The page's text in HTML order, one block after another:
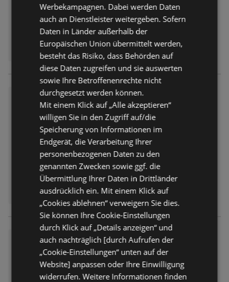
Congstar: STARTER-PAKET F
ÜR 1 €!
Prospekt nicht mehr gültig
Abgelaufen am: 28.06.2026
Entfernt: 0,58 km
Congstar: 20 Jahre Jubiläum!
Prospekt nicht mehr gültig
Abgelaufen am: 07.06.2026
Entfernt: 0,58 km
Werbekampagnen. Dabei werden Daten
auch an Dienstleister weitergeben. Sofern
Daten in Länder außerhalb der
Europäischen Union übermittelt werden,
besteht das Risiko, dass Behörden auf
diese Daten zugreifen und sie auswerten
sowie Ihre Betroffenenrechte nicht
durchgesetzt werden können.
Mit einem Klick auf „Alle akzeptieren“
willigen Sie in den Zugriff auf/die
Speicherung von Informationen im
Endgerät, die Verarbeitung Ihrer
personenbezogenen Daten zu den
genannten Zwecken sowie ggf. die
Übermittlung Ihrer Daten in Drittländer
ausdrücklich ein. Mit einem Klick auf
„Cookies ablehnen“ verweigern Sie dies.
Sie können Ihre Cookie-Einstellungen
durch Klick auf „Details anzeigen“ und
auch nachträglich [durch Aufrufen der
„Cookie-Einstellungen“ unten auf der
Website] anpassen oder Ihre Einwilligung
widerrufen. Weitere Informationen finden